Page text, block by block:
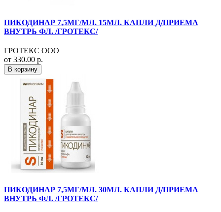
ПИКОДИНАР 7,5МГ/МЛ. 15МЛ. КАПЛИ Д/ПРИЕМА
ВНУТРЬ ФЛ. /ГРОТЕКС/
ГРОТЕКС ООО
от 330.00 р.
В корзину
ПИКОДИНАР 7,5МГ/МЛ. 30МЛ. КАПЛИ Д/ПРИЕМА
ВНУТРЬ ФЛ. /ГРОТЕКС/